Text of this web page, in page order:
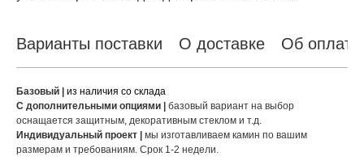
Варианты поставки О доставке Об оплате
Базовый | из наличия со склада
С дополнительными опциями | базовый вариант на выбор
оснащается защитным, декоративным стеклом и т.д.
Индивидуальный проект | мы изготавливаем камин по вашим
размерам и требованиям. Срок 1-2 недели.